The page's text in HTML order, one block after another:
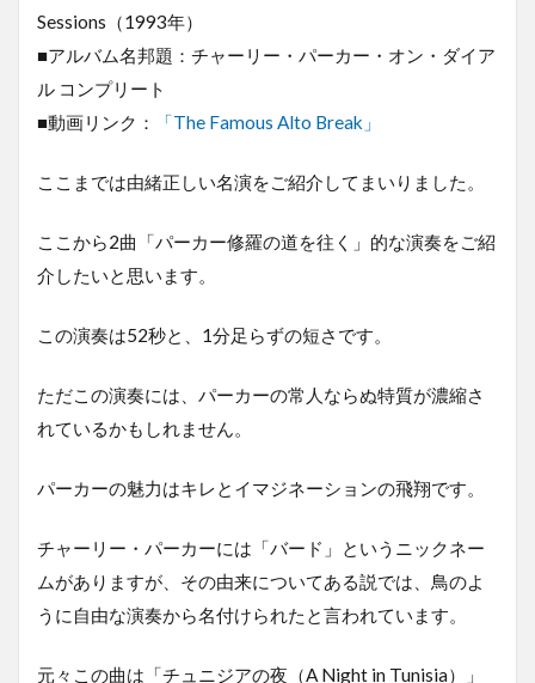
Sessions（1993年）
■アルバム名邦題：チャーリー・パーカー・オン・ダイア
ル コンプリート
■動画リンク：
「The Famous Alto Break」
ここまでは由緒正しい名演をご紹介してまいりました。
ここから2曲「パーカー修羅の道を往く」的な演奏をご紹
介したいと思います。
この演奏は52秒と、1分足らずの短さです。
ただこの演奏には、パーカーの常人ならぬ特質が濃縮さ
れているかもしれません。
パーカーの魅力はキレとイマジネーションの飛翔です。
チャーリー・パーカーには「バード」というニックネー
ムがありますが、その由来についてある説では、鳥のよ
うに自由な演奏から名付けられたと言われています。
元々この曲は「チュニジアの夜（A Night in Tunisia）」